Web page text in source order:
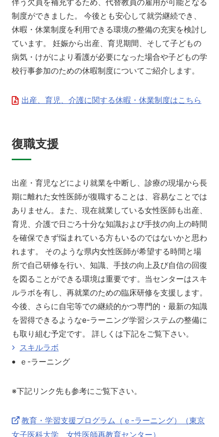
制度ができました。 今後とも安心して就労継続でき、
休暇・休業制度を利用できる環境の整備の充実を検討し
ています。 妊娠から出産、育児期間、そして子どもの
病気・けがにより看護が必要になった場合や子どもの学
校行事参加のための休暇制度についてご紹介します。
出産、育児、介護に関する休暇・休業制度はこちら
復職支援
出産・育児などにより就業を中断し、診療の現場から長
期に離れた女性医師が復職することは、容易なことでは
ありません。また、現在就業している女性医師も出産、
育児、介護で日ごろ十分な知識および手技の向上の時間
を確保できず悩まれている方もいるのではないかと思わ
れます。 そのような県内女性医師が希望する時間と場
所で自己研修を行い、知識、手技の向上及び自信の回復
を図ることができる環境は重要です。当センターはスキ
ルラボを有し、再就業のための臨床研修を支援します。
今後、さらに自宅等での継続的かつ専門的・最新の知識
を習得できるようなe-ラーニング学習システムの整備に
も取り組む予定です。 詳しくは下記をご覧下さい。
スキルラボ
ｅ-ラーニング
※下記リンク先も参考にご覧下さい。
教育・学習支援プログラム（ｅ-ラーニング）（東京
女子医科大学 女性医師再教育センター）